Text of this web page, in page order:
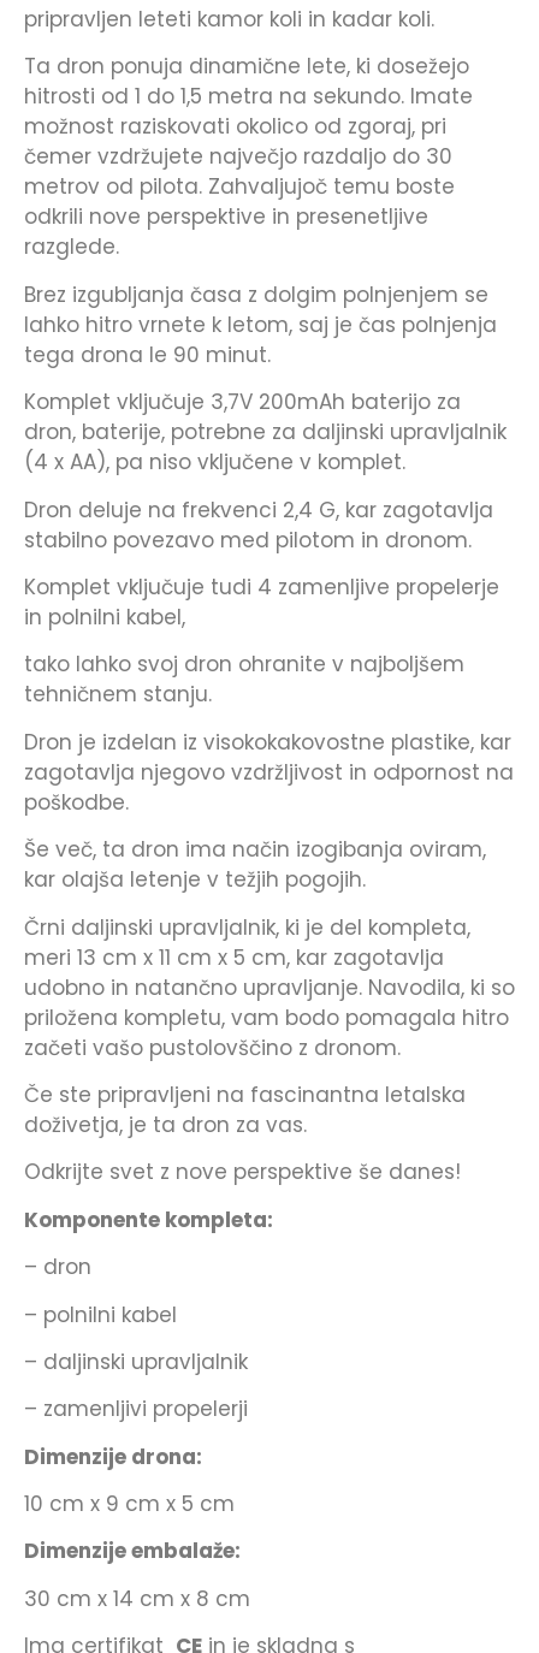
pripravljen leteti kamor koli in kadar koli.
Ta dron ponuja dinamične lete, ki dosežejo
hitrosti od 1 do 1,5 metra na sekundo. Imate
možnost raziskovati okolico od zgoraj, pri
čemer vzdržujete največjo razdaljo do 30
metrov od pilota. Zahvaljujoč temu boste
odkrili nove perspektive in presenetljive
razglede.
Brez izgubljanja časa z dolgim ​​polnjenjem se
lahko hitro vrnete k letom, saj je čas polnjenja
tega drona le 90 minut.
Komplet vključuje 3,7V 200mAh baterijo za
dron, baterije, potrebne za daljinski upravljalnik
(4 x AA), pa niso vključene v komplet.
Dron deluje na frekvenci 2,4 G, kar zagotavlja
stabilno povezavo med pilotom in dronom.
Komplet vključuje tudi 4 zamenljive propelerje
in polnilni kabel,
tako lahko svoj dron ohranite v najboljšem
tehničnem stanju.
Dron je izdelan iz visokokakovostne plastike, kar
zagotavlja njegovo vzdržljivost in odpornost na
poškodbe.
Še več, ta dron ima način izogibanja oviram,
kar olajša letenje v težjih pogojih.
Črni daljinski upravljalnik, ki je del kompleta,
meri 13 cm x 11 cm x 5 cm, kar zagotavlja
udobno in natančno upravljanje. Navodila, ki so
priložena kompletu, vam bodo pomagala hitro
začeti vašo pustolovščino z dronom.
Če ste pripravljeni na fascinantna letalska
doživetja, je ta dron za vas.
Odkrijte svet z nove perspektive še danes!
Komponente kompleta:
– dron
– polnilni kabel
– daljinski upravljalnik
– zamenljivi propelerji
Dimenzije drona:
10 cm x 9 cm x 5 cm
Dimenzije embalaže:
30 cm x 14 cm x 8 cm
Ima certifikat CE in je skladna s